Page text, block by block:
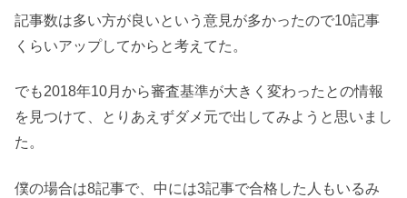
記事数は多い方が良いという意見が多かったので10記事
くらいアップしてからと考えてた。
でも2018年10月から審査基準が大きく変わったとの情報
を見つけて、とりあえずダメ元で出してみようと思いまし
た。
僕の場合は8記事で、中には3記事で合格した人もいるみ